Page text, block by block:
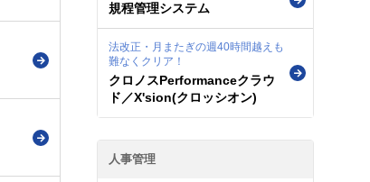
規程管理システム
法改正・月またぎの週40時間越えも
難なくクリア！
クロノスPerformanceクラウ
ド／X'sion(クロッシオン)
人事管理